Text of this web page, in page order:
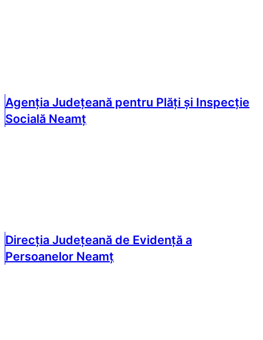
Agenția Județeană pentru Plăți și Inspecție
Socială Neamț
Direcția Județeană de Evidență a
Persoanelor Neamț